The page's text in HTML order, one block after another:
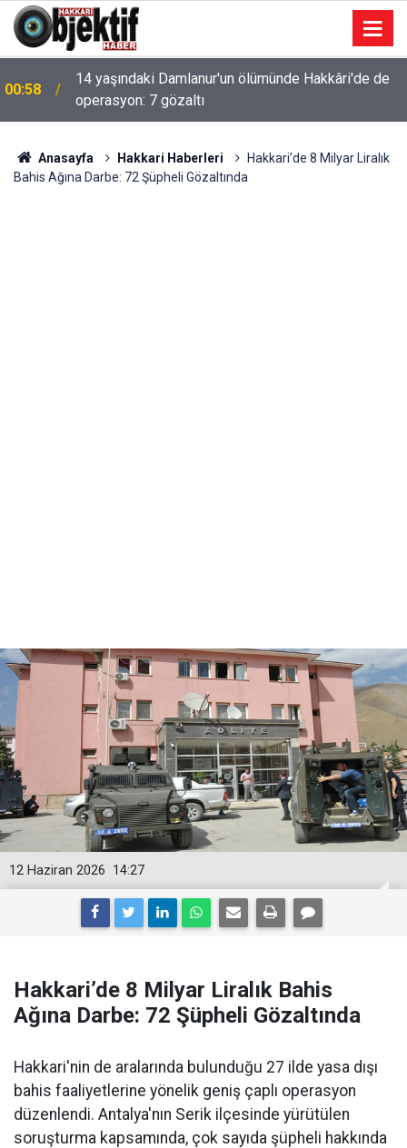
00:58
14 yaşındaki Damlanur'un ölümünde Hakkâri'de de
operasyon: 7 gözaltı
Anasayfa Hakkari Haberleri
Hakkari’de 8 Milyar Liralık
Bahis Ağına Darbe: 72 Şüpheli Gözaltında
14:27
12 Haziran 2026
Hakkari’de 8 Milyar Liralık Bahis
Ağına Darbe: 72 Şüpheli Gözaltında
Hakkari'nin de aralarında bulunduğu 27 ilde yasa dışı
bahis faaliyetlerine yönelik geniş çaplı operasyon
düzenlendi. Antalya'nın Serik ilçesinde yürütülen
soruşturma kapsamında, çok sayıda şüpheli hakkında